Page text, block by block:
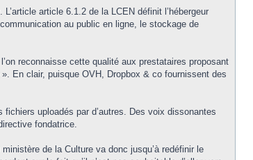
article 6.1.2 de la LCEN définit l’hébergeur
au public en ligne, le stockage de
reconnaisse cette qualité aux prestataires proposant
En clair, puisque OVH, Dropbox & co fournissent des
uploadés par d’autres. Des voix dissonantes
fondatrice.
de la Culture va donc jusqu’à redéfinir le